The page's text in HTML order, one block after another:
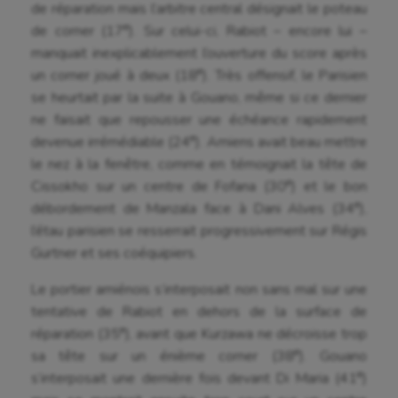
Aéronautique
de réparation mais l’arbitre central désignait le poteau
de corner (17e
). Sur celui-ci, Rabiot – encore lui –
manquait inexplicablement l’ouverture du score après
un corner joué à deux (18e
). Très offensif, le Parisien
se heurtait par la suite à Gouano, même si ce dernier
ne faisait que repousser une échéance rapidement
devenue irrémédiable (24 e
). Amiens avait beau mettre
le nez à la fenêtre, comme en témoignait la tête de
Cissokho sur un centre de Fofana (30
e
) et le bon
débordement de Manzala face à Dani Alves (34 e
l’étau parisien se resserrait progressivement sur Régis
Gurtner et ses coéquipiers.
Le portier amiénois s’interposait non sans mal sur une
tentative de Rabiot en dehors de la surface de
réparation (35
e
), avant que Kurzawa ne décroisse trop
sa tête sur un énième corner (38
e
). Gouano
s’interposait une dernière fois devant Di Maria (41
e